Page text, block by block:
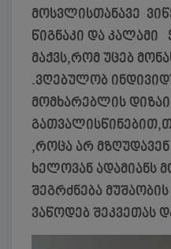
მოსვლისთანავე
წიგნაკი და
მაქვს,რომ უცებ
.ვღებულობ
მომხარებლის
,როცა არ
ხელოვან ადამიანს
შეგრძნება
ვაწოდებ შეკვეთას